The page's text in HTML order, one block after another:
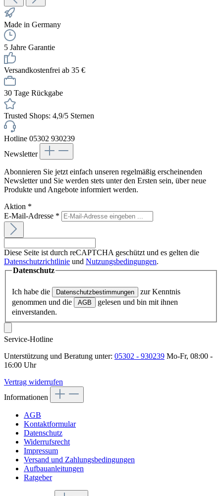
Made in Germany
5 Jahre Garantie
Versandkostenfrei ab 35 €
30 Tage Rückgabe
Trusted Shops: 4,9/5 Sternen
Hotline 05302 930239
Newsletter
Abonnieren Sie jetzt einfach unseren regelmäßig erscheinenden
Newsletter und Sie werden stets unter den Ersten sein, über neue
Produkte und Angebote informiert werden.
Aktion *
E-Mail-Adresse *
Diese Seite ist durch reCAPTCHA geschützt und es gelten die
Datenschutzrichtlinie und Nutzungsbedingungen.
Datenschutz
Ich habe die Datenschutzbestimmungen
zur Kenntnis
genommen und die
AGB
gelesen und bin mit ihnen
einverstanden.
Service-Hotline
Unterstützung und Beratung unter: 05302 - 930239 Mo-Fr, 08:00 -
16:00 Uhr
Vertrag widerrufen
Informationen
AGB
Kontaktformular
Datenschutz
Widerrufsrecht
Impressum
Versand und Zahlungsbedingungen
Aufbauanleitungen
Ratgeber